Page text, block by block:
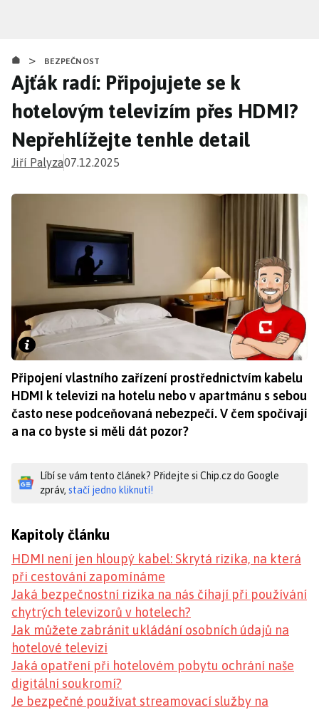
obsahu
> BEZPEČNOST
Ajťák radí: Připojujete se k
hotelovým televizím přes HDMI?
Nepřehlížejte tenhle detail
Jiří Palyza07.12.2025
Připojení vlastního zařízení prostřednictvím kabelu
HDMI k televizi na hotelu nebo v apartmánu s sebou
často nese podceňovaná nebezpečí. V čem spočívají
a na co byste si měli dát pozor?
Líbí se vám tento článek? Přidejte si Chip.cz do Google
zpráv, stačí jedno kliknutí!
Kapitoly článku
HDMI není jen hloupý kabel: Skrytá rizika, na která
při cestování zapomínáme
Jaká bezpečnostní rizika na nás číhají při používání
chytrých televizorů v hotelech?
Jak můžete zabránit ukládání osobních údajů na
hotelové televizi
Jaká opatření při hotelovém pobytu ochrání naše
digitální soukromí?
Je bezpečné používat streamovací služby na